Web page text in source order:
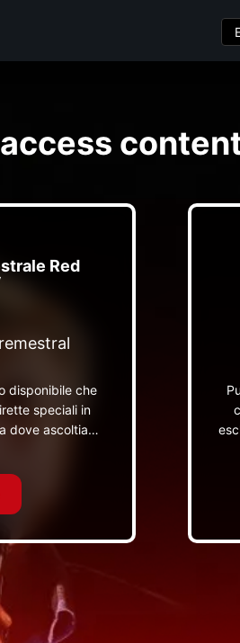
Red
disponibile che
speciali in
dove ascoltiamo
altra parte